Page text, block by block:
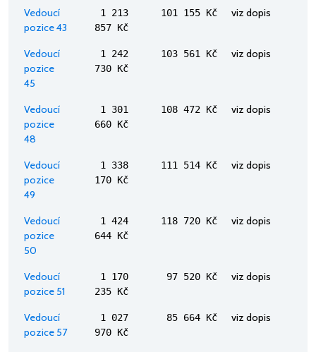
Vedoucí
pozice 43
1 213
857 Kč
101 155 Kč viz dopis
Vedoucí
pozice
45
1 242
730 Kč
103 561 Kč viz dopis
Vedoucí
pozice
48
1 301
660 Kč
108 472 Kč viz dopis
Vedoucí
pozice
49
1 338
170 Kč
111 514 Kč viz dopis
Vedoucí
pozice
50
1 424
644 Kč
118 720 Kč viz dopis
Vedoucí
pozice 51
1 170
235 Kč
97 520 Kč viz dopis
Vedoucí
pozice 57
1 027
970 Kč
85 664 Kč viz dopis